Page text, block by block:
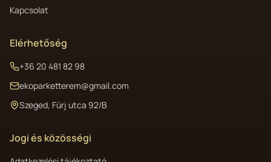
Kapcsolat
Elérhetőség
+36 20 481 82 98
ekoparketterem@gmail.com
Szeged, Fürj utca 92/B
Jogi és közösségi